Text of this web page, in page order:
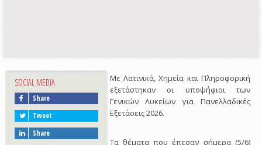
SOCIAL MEDIA
Share
Tweet
Share
Mε Λατινικά, Χημεία και Πληροφορική
εξετάστηκαν οι υποψήφιοι των
Γενικών Λυκείων για Πανελλαδικές
Εξετάσεις 2026.
Τα θέματα που έπεσαν σήμερα (5/6)